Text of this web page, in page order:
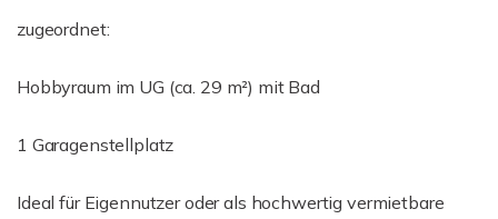
zugeordnet:
Hobbyraum im UG (ca. 29 m²) mit Bad
1 Garagenstellplatz
Ideal für Eigennutzer oder als hochwertig vermietbare